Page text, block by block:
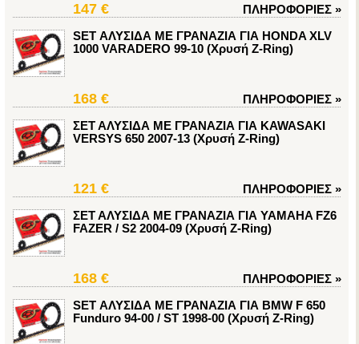
147 € ΠΛΗΡΟΦΟΡΙΕΣ »
SET ΑΛΥΣΙΔΑ ΜΕ ΓΡΑΝΑΖΙΑ ΓΙΑ HONDA XLV
1000 VARADERO 99-10 (Χρυσή Z-Ring)
168 € ΠΛΗΡΟΦΟΡΙΕΣ »
ΣΕΤ ΑΛΥΣΙΔΑ ΜΕ ΓΡΑΝΑΖΙΑ ΓΙΑ KAWASAKI
VERSYS 650 2007-13 (Χρυσή Z-Ring)
121 € ΠΛΗΡΟΦΟΡΙΕΣ »
ΣΕΤ ΑΛΥΣΙΔΑ ΜΕ ΓΡΑΝΑΖΙΑ ΓΙΑ YAMAHA FZ6
FAZER / S2 2004-09 (Χρυσή Z-Ring)
168 € ΠΛΗΡΟΦΟΡΙΕΣ »
SET ΑΛΥΣΙΔΑ ΜΕ ΓΡΑΝΑΖΙΑ ΓΙΑ BMW F 650
Funduro 94-00 / ST 1998-00 (Χρυσή Z-Ring)